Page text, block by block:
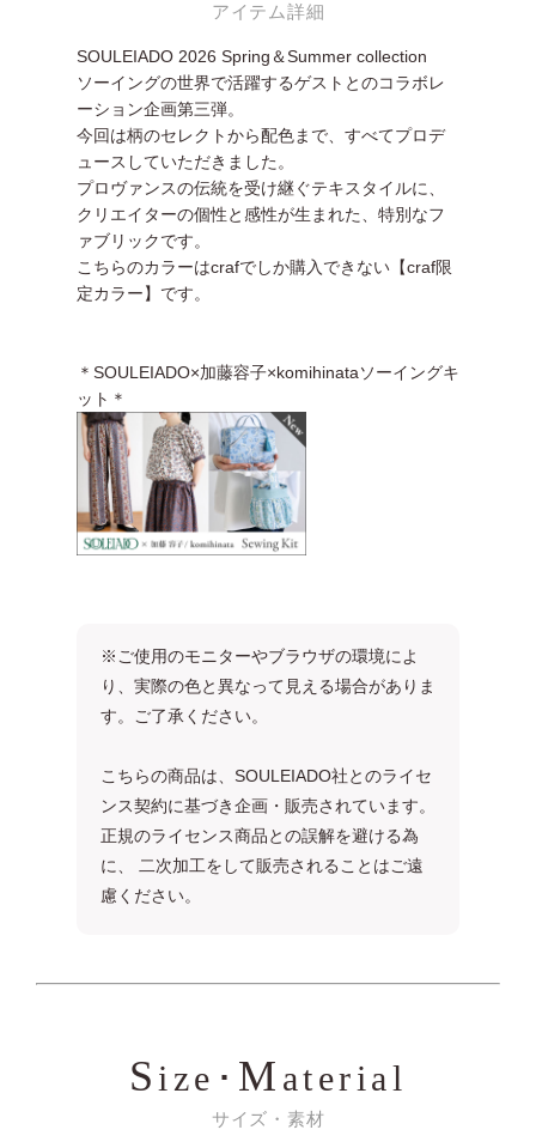
アイテム詳細
SOULEIADO 2026 Spring＆Summer collection
ソーイングの世界で活躍するゲストとのコラボレ
ーション企画第三弾。
今回は柄のセレクトから配色まで、すべてプロデ
ュースしていただきました。
プロヴァンスの伝統を受け継ぐテキスタイルに、
クリエイターの個性と感性が生まれた、特別なフ
ァブリックです。
こちらのカラーはcrafでしか購入できない【craf限
定カラー】です。
＊SOULEIADO×加藤容子×komihinataソーイングキ
ット＊
※ご使用のモニターやブラウザの環境によ
り、実際の色と異なって見える場合がありま
す。ご了承ください。
こちらの商品は、SOULEIADO社とのライセ
ンス契約に基づき企画・販売されています。
正規のライセンス商品との誤解を避ける為
に、 二次加工をして販売されることはご遠
慮ください。
S ize･ M aterial
サイズ・素材